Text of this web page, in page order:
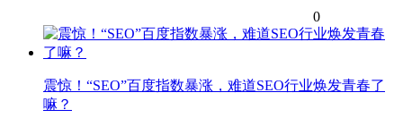
0
震惊！“SEO”百度指数暴涨，难道SEO行业焕发青春了
嘛？